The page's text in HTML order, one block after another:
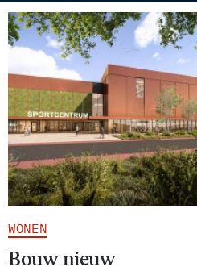
WONEN
Bouw nieuw